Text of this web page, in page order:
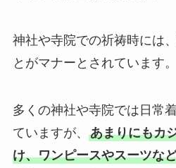
神社や寺院での祈祷時には
とがマナーとされています。
多くの神社や寺院では日常
ていますが、 あまりにもカ
け、ワンピースやスーツな